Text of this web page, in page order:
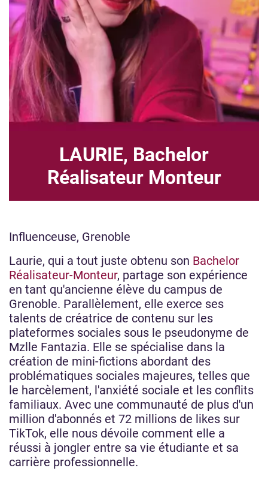
LAURIE, Bachelor
Réalisateur Monteur
Influenceuse, Grenoble
Laurie, qui a tout juste obtenu son Bachelor
Réalisateur-Monteur, partage son expérience
en tant qu'ancienne élève du campus de
Grenoble. Parallèlement, elle exerce ses
talents de créatrice de contenu sur les
plateformes sociales sous le pseudonyme de
Mzlle Fantazia. Elle se spécialise dans la
création de mini-fictions abordant des
problématiques sociales majeures, telles que
le harcèlement, l'anxiété sociale et les conflits
familiaux. Avec une communauté de plus d'un
million d'abonnés et 72 millions de likes sur
TikTok, elle nous dévoile comment elle a
réussi à jongler entre sa vie étudiante et sa
carrière professionnelle.